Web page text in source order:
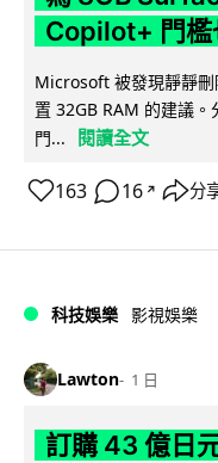
Copilot+ 門檻
Microsoft 被發現靜靜
置 32GB RAM 的建議。
門...
閱讀全文
163 16 ↗ 分
科技娛樂 影視娛樂
Lawton 1 日
訂購 43 億日